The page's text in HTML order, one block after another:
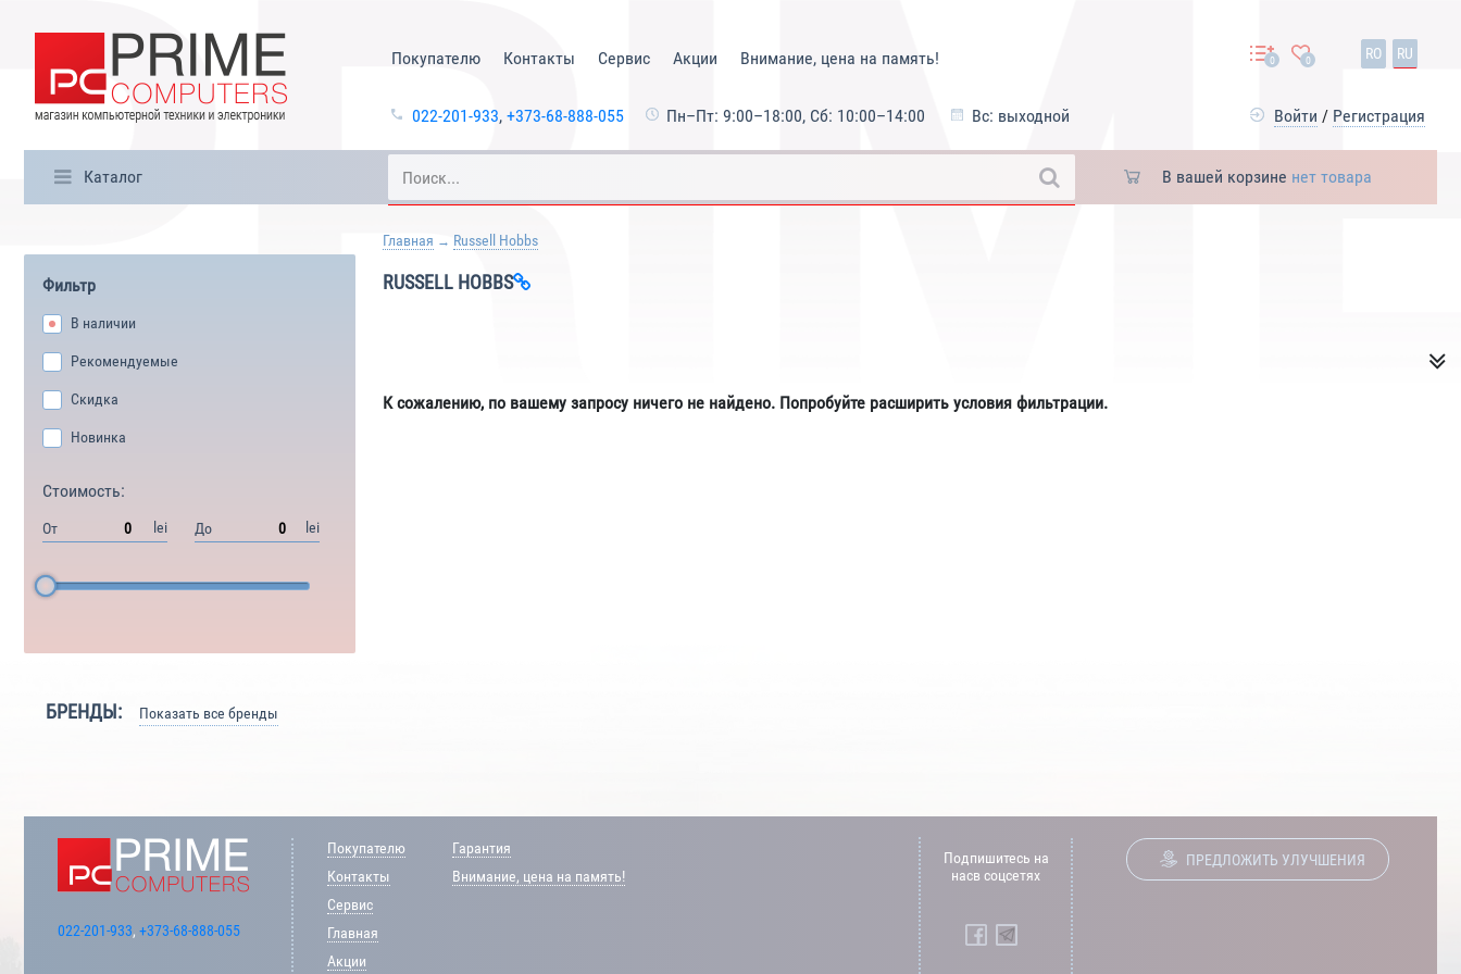
Покупателю Контакты Сервис Акции Внимание, цена на память!
022-201-933, +373-68-888-055 Пн–Пт: 9:00–18:00, Сб: 10:00–14:00 Вс: выходной
0 0 RO RU
Войти / Регистрация
Каталог В вашей корзине нет товара
Фильтр
В наличии
Рекомендуемые
Скидка
Новинка
Стоимость:
От lei До lei
Главная Russell Hobbs
RUSSELL HOBBS
К сожалению, по вашему запросу ничего не найдено. Попробуйте расширить условия фильтрации.
БРЕНДЫ: Показать все бренды
022-201-933, +373-68-888-055
Покупателю
Контакты
Сервис
Главная
Акции
Гарантия
Внимание, цена на память!
Подпишитесь на
насв соцсетях
ПРЕДЛОЖИТЬ УЛУЧШЕНИЯ